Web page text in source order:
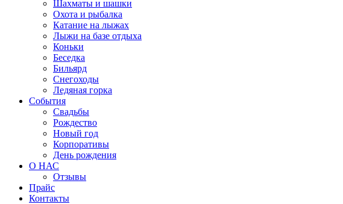
Шахматы и шашки
Охота и рыбалка
Катание на лыжах
Лыжи на базе отдыха
Коньки
Беседка
Бильярд
Снегоходы
Ледяная горка
События
Свадьбы
Рождество
Новый год
Корпоративы
День рождения
О НАС
Отзывы
Прайс
Контакты